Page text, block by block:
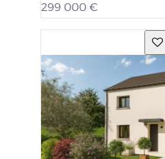
299 000 €